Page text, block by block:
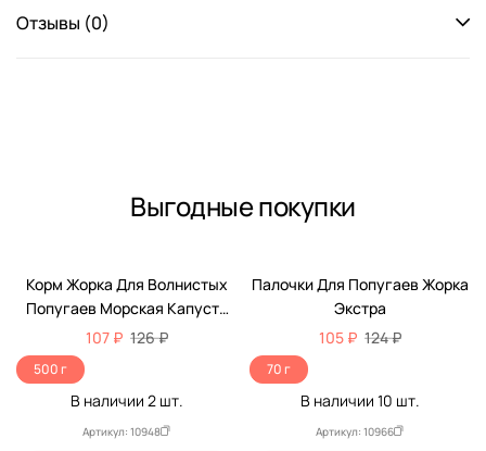
Отзывы (0)
Выгодные покупки
-15%
Корм Жорка Для Волнистых
Попугаев Морская Капуста
500г (1*18)
107 ₽ 126 ₽
500 г
В наличии 2шт.
Артикул: 10948
-15%
Палочки Для Попугаев Жорка
Экстра
105 ₽ 124 ₽
70 г
В наличии 10 шт.
Артикул: 10966